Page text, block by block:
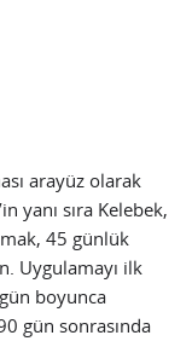
arayüz olarak
yanı sıra Kelebek,
45 günlük
Uygulamayı ilk
boyunca
gün sonrasında